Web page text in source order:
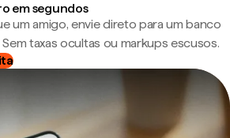
em segundos
um amigo, envie direto para um banco
taxas ocultas ou markups escusos.